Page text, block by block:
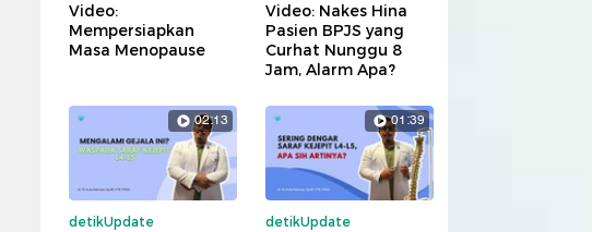
Video:
Mempersiapkan
Masa Menopause
Video: Nakes Hina
Pasien BPJS yang
Curhat Nunggu 8
Jam, Alarm Apa?
02:13
detikUpdate
01:39
detikUpdate